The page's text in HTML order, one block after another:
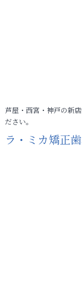
芦屋・西宮・神戸の新
ださい。
ラ・ミカ矯正